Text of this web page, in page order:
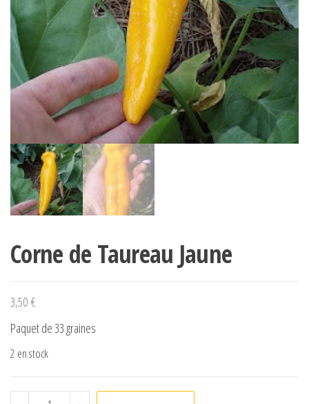
Corne de Taureau Jaune
3,50 €
Paquet de 33 graines
2 en stock
quantité de Corne de Taureau Jaune